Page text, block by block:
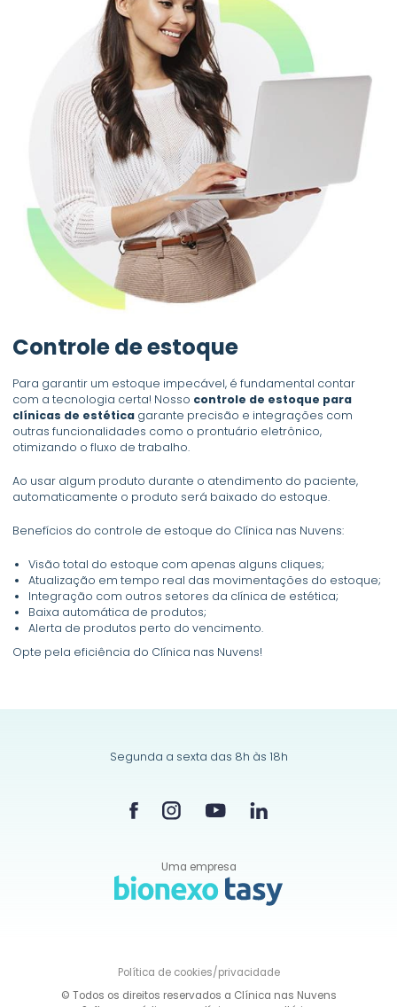
Controle de estoque
Para garantir um estoque impecável, é fundamental contar
com a tecnologia certa! Nosso controle de estoque para
clínicas de estética garante precisão e integrações com
outras funcionalidades como o prontuário eletrônico,
otimizando o fluxo de trabalho.
Ao usar algum produto durante o atendimento do paciente,
automaticamente o produto será baixado do estoque.
Benefícios do controle de estoque do Clínica nas Nuvens:
Visão total do estoque com apenas alguns cliques;
Atualização em tempo real das movimentações do estoque;
Integração com outros setores da clínica de estética;
Baixa automática de produtos;
Alerta de produtos perto do vencimento.
Opte pela eficiência do Clínica nas Nuvens!
Segunda a sexta das 8h às 18h
Uma empresa
Política decookies/privacidade
© Todos os direitos reservados a Clínica nas Nuvens